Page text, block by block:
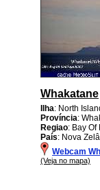
Whakatane
Ilha: North
Província:
Regiao: Bay Of
País: Nova
Webcam
(Veja no mapa)